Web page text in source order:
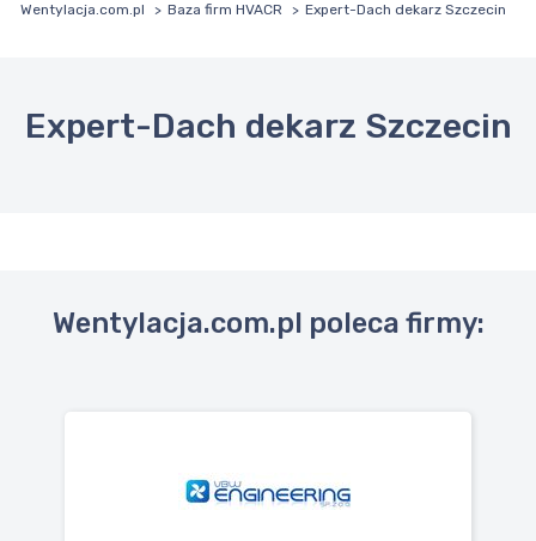
Wentylacja.com.pl Baza firm HVACR Expert-Dach dekarz Szczecin
Expert-Dach dekarz Szczecin
Wentylacja.com.pl poleca firmy: